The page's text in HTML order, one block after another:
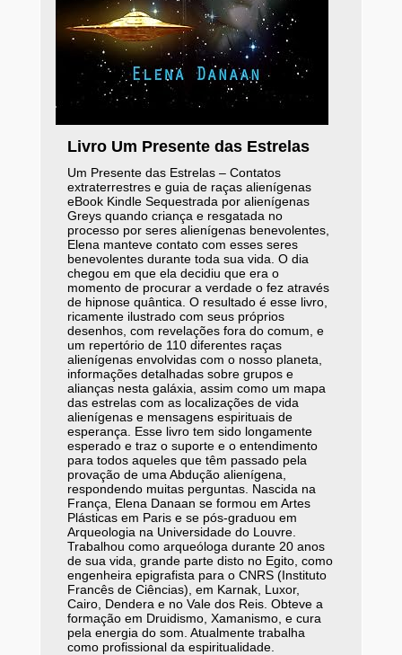
Livro Um Presente das Estrelas
Um Presente das Estrelas – Contatos
extraterrestres e guia de raças alienígenas
eBook Kindle Sequestrada por alienígenas
Greys quando criança e resgatada no
processo por seres alienígenas benevolentes,
Elena manteve contato com esses seres
benevolentes durante toda sua vida. O dia
chegou em que ela decidiu que era o
momento de procurar a verdade o fez através
de hipnose quântica. O resultado é esse livro,
ricamente ilustrado com seus próprios
desenhos, com revelações fora do comum, e
um repertório de 110 diferentes raças
alienígenas envolvidas com o nosso planeta,
informações detalhadas sobre grupos e
alianças nesta galáxia, assim como um mapa
das estrelas com as localizações de vida
alienígenas e mensagens espirituais de
esperança. Esse livro tem sido longamente
esperado e traz o suporte e o entendimento
para todos aqueles que têm passado pela
provação de uma Abdução alienígena,
respondendo muitas perguntas. Nascida na
França, Elena Danaan se formou em Artes
Plásticas em Paris e se pós-graduou em
Arqueologia na Universidade do Louvre.
Trabalhou como arqueóloga durante 20 anos
de sua vida, grande parte disto no Egito, como
engenheira epigrafista para o CNRS (Instituto
Francês de Ciências), em Karnak, Luxor,
Cairo, Dendera e no Vale dos Reis. Obteve a
formação em Druidismo, Xamanismo, e cura
pela energia do som. Atualmente trabalha
como profissional da espiritualidade.